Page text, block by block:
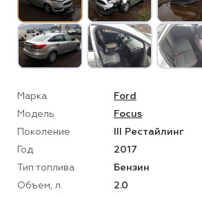
Марка
Ford
Модель
Focus
Поколение
III Рестайлинг
Год
2017
Тип топлива
Бензин
Объем, л.
2.0